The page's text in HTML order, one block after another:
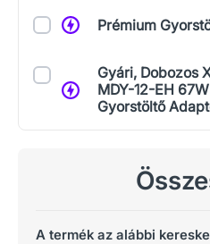
Prémium
Gyári, Dobozos
MDY-12-EH
Gyorstöltő
A termék az alábbi